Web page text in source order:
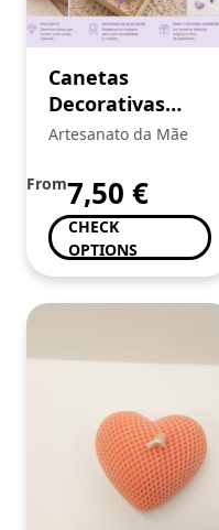
Canetas
Decorativas
Artesanais
Artesanato da Mãe
From7,50 €
CHECK
OPTIONS